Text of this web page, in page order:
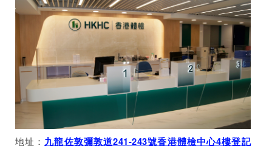
地址： 九龍佐敦彌敦道241-243號香港體檢中心4樓登記